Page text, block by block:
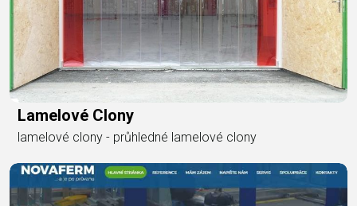
Lamelové Clony
lamelové clony - průhledné lamelové clony